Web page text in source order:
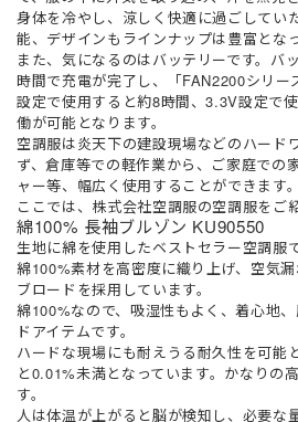
身体を冷やし、涼しく快適に過ごしてい
能、デザインもラインナップは豊富となっ
また、気になるのはバッテリーです。バ
時間で充電が完了し、「FAN2200シリ
設定で使用すると約8時間、3.3V設定で
働が可能となります。
空調服は炎天下の建設現場などのハード
ず、倉庫等での軽作業から、ご家庭での
ャー等、幅広く使用することができます。
ここでは、株式会社空調服の空調服をご
綿100% 長袖ブルゾン KU90550
生地に綿を使用したベストセラー空調服で
綿100%素材を高密度に織り上げ、空気
ブロードを採用しています。
綿100%なので、吸湿性もよく、着心地
ドアイテムです。
ハードな現場にも耐えうる耐久性を可能
と0.01%未満となっています。かなりの
す。
人は体温が上がると脳が検知し、必要な